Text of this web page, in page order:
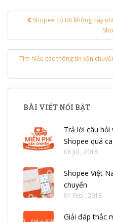
Post navigation
Shopee có tốt không hay
Tìm hiểu các thông tin vận
BÀI VIẾT NỔI BẬT
Trả lời câu hỏi
Shopee quá
08 Jul , 2018
Shopee Việt
chuyển
01 Feb , 2018
Giải đáp thắc